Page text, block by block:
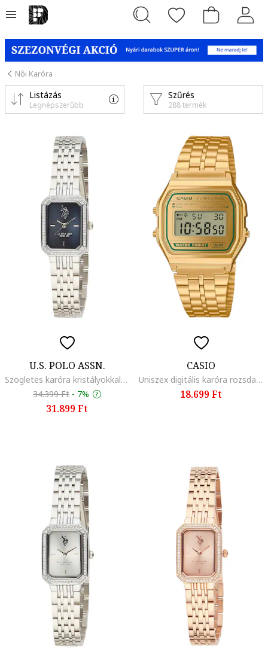
Női Karóra
Szűrés
288 termék
Listázás
Legnépszerűbb
U.S. POLO ASSN.
Szögletes karóra kristályokkal, Ezüstszín
34.399 Ft - 7%
31.899 Ft
CASIO
Uniszex digitális karóra rozsdamentes acélszíjjal, Aranyszín
18.699 Ft